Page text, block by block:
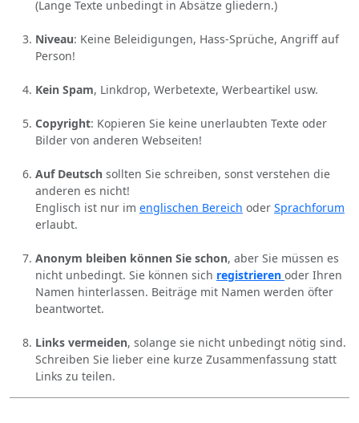
(Lange Texte unbedingt in Absätze gliedern.)
Niveau: Keine Beleidigungen, Hass-Sprüche, Angriff auf
Person!
Kein Spam, Linkdrop, Werbetexte, Werbeartikel usw.
Copyright: Kopieren Sie keine unerlaubten Texte oder
Bilder von anderen Webseiten!
Auf Deutsch sollten Sie schreiben, sonst verstehen die
anderen es nicht!
Englisch ist nur im englischen Bereich oder Sprachforum
erlaubt.
Anonym bleiben können Sie schon, aber Sie müssen es
nicht unbedingt. Sie können sich registrieren oder Ihren
Namen hinterlassen. Beiträge mit Namen werden öfter
beantwortet.
Links vermeiden, solange sie nicht unbedingt nötig sind.
Schreiben Sie lieber eine kurze Zusammenfassung statt
Links zu teilen.